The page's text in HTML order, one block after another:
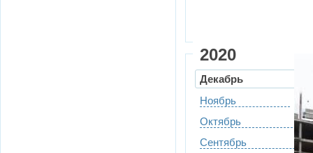
2020
Декабрь
Ноябрь
Октябрь
Сентябрь